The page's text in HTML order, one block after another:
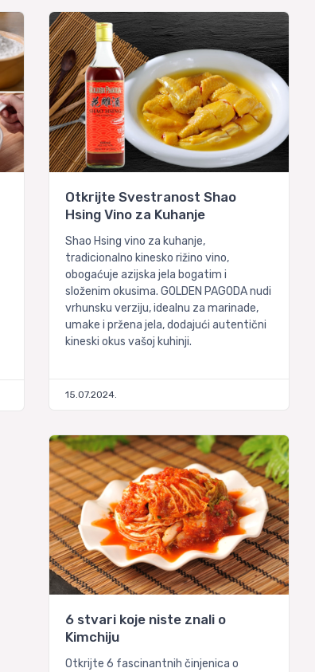
Otkrijte Svestranost Shao
Hsing Vino za Kuhanje
Shao Hsing vino za kuhanje,
tradicionalno kinesko rižino vino,
obogaćuje azijska jela bogatim i
složenim okusima. GOLDEN PAGODA nudi
vrhunsku verziju, idealnu za marinade,
umake i pržena jela, dodajući autentični
kineski okus vašoj kuhinji.
15.07.2024.
6 stvari koje niste znali o
Kimchiju
Otkrijte 6 fascinantnih činjenica o